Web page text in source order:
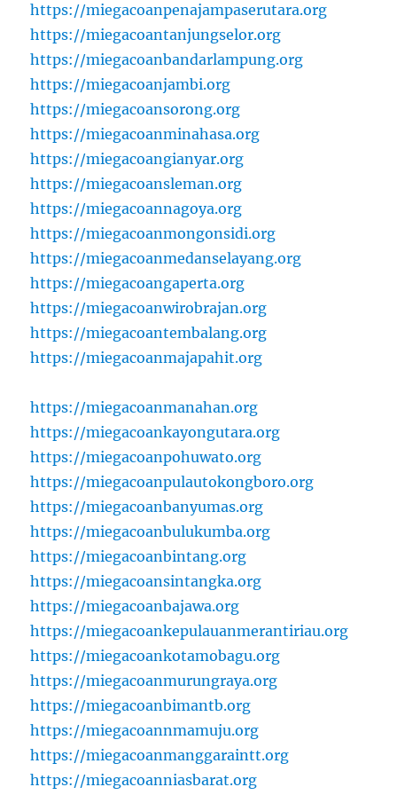
https://miegacoanpenajampaserutara.org
https://miegacoantanjungselor.org
https://miegacoanbandarlampung.org
https://miegacoanjambi.org
https://miegacoansorong.org
https://miegacoanminahasa.org
https://miegacoangianyar.org
https://miegacoansleman.org
https://miegacoannagoya.org
https://miegacoanmongonsidi.org
https://miegacoanmedanselayang.org
https://miegacoangaperta.org
https://miegacoanwirobrajan.org
https://miegacoantembalang.org
https://miegacoanmajapahit.org
https://miegacoanmanahan.org
https://miegacoankayongutara.org
https://miegacoanpohuwato.org
https://miegacoanpulautokongboro.org
https://miegacoanbanyumas.org
https://miegacoanbulukumba.org
https://miegacoanbintang.org
https://miegacoansintangka.org
https://miegacoanbajawa.org
https://miegacoankepulauanmerantiriau.org
https://miegacoankotamobagu.org
https://miegacoanmurungraya.org
https://miegacoanbimantb.org
https://miegacoannmamuju.org
https://miegacoanmanggaraintt.org
https://miegacoanniasbarat.org